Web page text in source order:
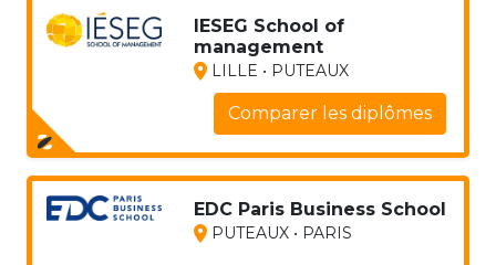
IESEG School of
management
LILLE • PUTEAUX
Comparer les diplômes
EDC Paris Business School
PUTEAUX • PARIS